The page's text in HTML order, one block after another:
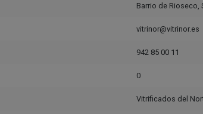
Barrio de Rioseco,
vitrinor@vitrinor.es
942 85 00 11
0
Vitrificados del